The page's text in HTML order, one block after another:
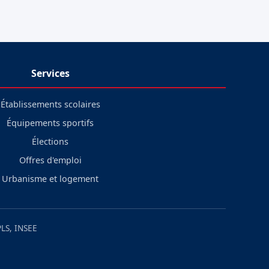
Services
Établissements scolaires
Équipements sportifs
Élections
Offres d'emploi
Urbanisme et logement
INSEE